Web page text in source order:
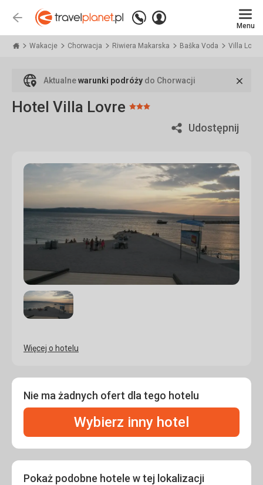
Wstecz
Zadzwoń
+48
71
771
Zaloguj
Menu
Wakacje Chorwacja Riwiera Makarska Baška Voda Villa Lovre
Aktualnewarunki podróży do Chorwacji
Hotel Villa Lovre Ocena:
Udostępnij
Więcej o hotelu
Nie ma żadnych ofert dla tego hotelu
Wybierz inny hotel
Pokaż podobne hotele w tej lokalizacji